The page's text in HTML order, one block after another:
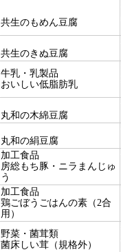
共生のもめん豆腐
共生のきぬ豆腐
牛乳・乳製品
おいしい低脂肪乳
丸和の木綿豆腐
丸和の絹豆腐
加工食品
房総もち豚・ニラまんじゅ
う
加工食品
鶏ごぼうごはんの素（2合
用）
野菜・菌茸類
菌床しい茸（規格外）